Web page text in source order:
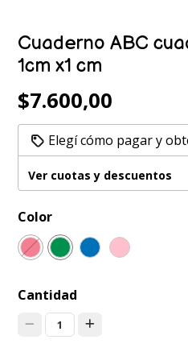
Cuaderno ABC
1cm x1 cm
$7.600,00
Elegí cómo pagar y
Ver cuotas y descuentos
Color
Cantidad
1